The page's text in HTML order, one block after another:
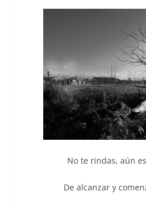
No te rindas, aún
De alcanzar y